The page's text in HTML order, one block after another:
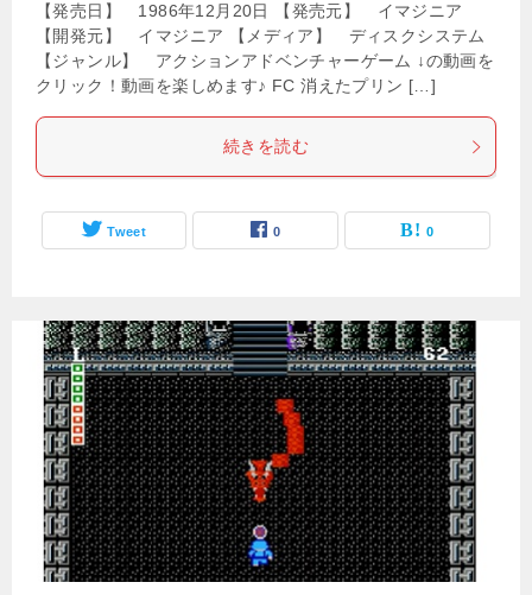
【発売日】 1986年12月20日 【発売元】 イマジニア
【開発元】 イマジニア 【メディア】 ディスクシステム
【ジャンル】 アクションアドベンチャーゲーム ↓の動画を
クリック！動画を楽しめます♪ FC 消えたプリン […]
続きを読む
Tweet 0 0